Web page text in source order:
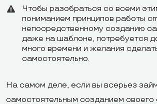
Чтобы разобраться со всеми
пониманием принципов работы
непосредственному созданию
даже на шаблоне, потребуется
много времени и желания
самостоятельно.
На самом деле, если вы всерьез
самостоятельным созданием своего